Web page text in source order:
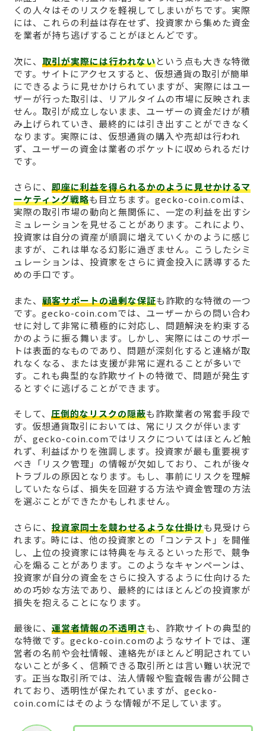
くの人々はそのリスクを軽視してしまいがちです。実際
には、これらの利益は存在せず、投資家から集めた資金
を業者が持ち逃げすることがほとんどです。
次に、 取引が実際には行われないという点も大きな特徴
です。サイトにアクセスすると、仮想通貨の取引が簡単
にできるように見せかけられていますが、実際にはユー
ザーが行った取引は、リアルタイムの市場に反映されま
せん。取引が成立しないまま、ユーザーの資金だけが積
み上げられていき、最終的には引き出すことができなく
なります。実際には、仮想通貨の購入や売却は行われ
ず、ユーザーの資金は業者のポケットに収められるだけ
です。
さらに、 即座に利益を得られるかのように見せかけるマ
ーケティング戦略も目立ちます。gecko-coin.comは、
実際の取引市場の動向と無関係に、一定の利益を出すシ
ミュレーションを見せることがあります。これにより、
投資家は自分の資産が順調に増えていくかのように感じ
ますが、これは単なる幻影に過ぎません。こうしたシミ
ュレーションは、投資家をさらに資金投入に誘導するた
めの手口です。
また、 顧客サポートの過剰な保証も詐欺的な特徴の一つ
です。gecko-coin.comでは、ユーザーからの問い合わ
せに対して非常に積極的に対応し、問題解決を約束する
かのように振る舞います。しかし、実際にはこのサポー
トは表面的なものであり、問題が深刻化すると連絡が取
れなくなる、または支援が非常に遅れることが多いで
す。これも典型的な詐欺サイトの特徴で、問題が発生す
るとすぐに逃げることができます。
そして、 圧倒的なリスクの隠蔽も詐欺業者の常套手段で
す。仮想通貨取引においては、常にリスクが伴います
が、gecko-coin.comではリスクについてはほとんど触
れず、利益ばかりを強調します。投資家が最も重要視す
べき「リスク管理」の情報が欠如しており、これが後々
トラブルの原因となります。もし、事前にリスクを理解
していたならば、損失を回避する方法や資金管理の方法
を選ぶことができたかもしれません。
さらに、 投資家同士を競わせるような仕掛けも見受けら
れます。時には、他の投資家との「コンテスト」を開催
し、上位の投資家には特典を与えるといった形で、競争
心を煽ることがあります。このようなキャンペーンは、
投資家が自分の資金をさらに投入するように仕向けるた
めの巧妙な方法であり、最終的にはほとんどの投資家が
損失を抱えることになります。
最後に、 運営者情報の不透明さも、詐欺サイトの典型的
な特徴です。gecko-coin.comのようなサイトでは、運
営者の名前や会社情報、連絡先がほとんど明記されてい
ないことが多く、信頼できる取引所とは言い難い状況で
す。正当な取引所では、法人情報や監査報告書が公開さ
れており、透明性が保たれていますが、gecko-
coin.comにはそのような情報が不足しています。